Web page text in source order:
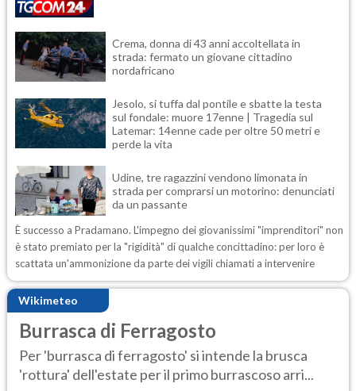
Crema, donna di 43 anni accoltellata in
strada: fermato un giovane cittadino
nordafricano
Jesolo, si tuffa dal pontile e sbatte la testa
sul fondale: muore 17enne | Tragedia sul
Latemar: 14enne cade per oltre 50 metri e
perde la vita
Udine, tre ragazzini vendono limonata in
strada per comprarsi un motorino: denunciati
da un passante
È successo a Pradamano. L'impegno dei giovanissimi "imprenditori" non
è stato premiato per la "rigidità" di qualche concittadino: per loro è
scattata un'ammonizione da parte dei vigili chiamati a intervenire
Wikimeteo
Burrasca di Ferragosto
Per 'burrasca di ferragosto' si intende la brusca
'rottura' dell'estate per il primo burrascoso arri...